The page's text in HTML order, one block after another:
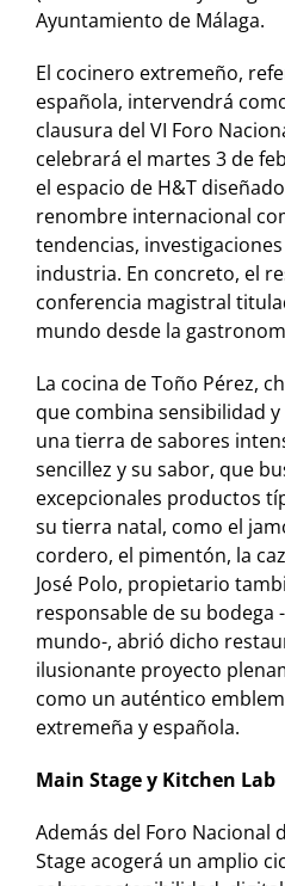
Ayuntamiento de Málaga.
El cocinero extremeño,
española, intervendrá
clausura del VI Foro
celebrará el martes 3 de
el espacio de H&T
renombre internacional
tendencias,
industria. En concreto, el
conferencia magistral
mundo desde la
La cocina de Toño Pérez,
que combina sensibilidad
una tierra de sabores
sencillez y su sabor, que
excepcionales productos
su tierra natal, como el
cordero, el pimentón, la
José Polo, propietario
responsable de su bodega
mundo-, abrió dicho
ilusionante proyecto
como un auténtico
extremeña y española.
Main Stage y Kitchen Lab
Además del Foro Nacional
Stage acogerá un amplio